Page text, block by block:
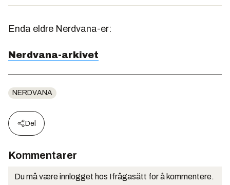
Enda eldre Nerdvana-er:
Nerdvana-arkivet
NERDVANA
Del
Kommentarer
Du må være innlogget hos Ifrågasätt for å kommentere.